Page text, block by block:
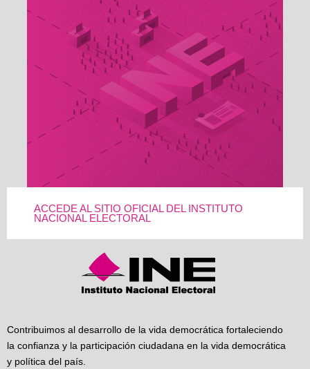
ACCEDE AL SITIO OFICIAL DEL INSTITUTO
NACIONAL ELECTORAL
Contribuimos al desarrollo de la vida democrática fortaleciendo
la confianza y la participación ciudadana en la vida democrática
y política del país.